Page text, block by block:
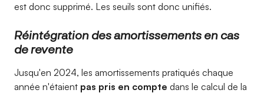
est donc supprimé. Les seuils sont donc unifiés.
Réintégration des amortissements en cas
de revente
Jusqu'en 2024, les amortissements pratiqués chaque
année n'étaient pas pris en compte dans le calcul de la